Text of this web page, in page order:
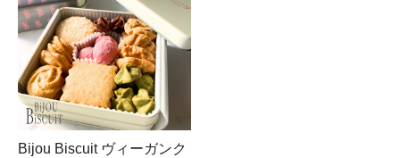
Bijou Biscuit ヴィーガンク